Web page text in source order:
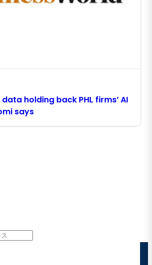
holding back PHL firms’ AI
says